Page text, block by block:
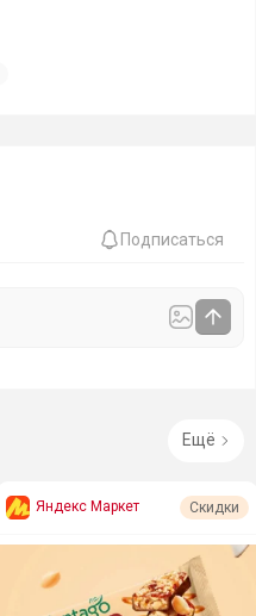
Подписаться
Ещё
Яндекс Маркет Скидки